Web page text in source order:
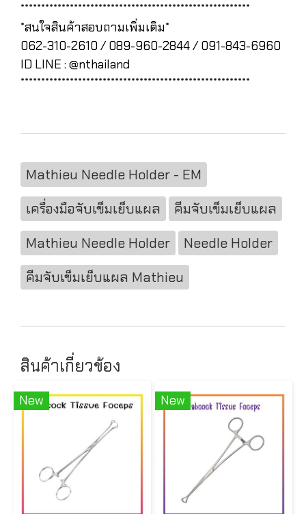
********************************************************
*สนใจสินค้าสอบถามเพิ่มเติม*
062-310-2610 / 089-960-2844 / 091-843-6960
ID LINE : @nthailand
********************************************************
Mathieu Needle Holder - EM
เครื่องมือจับเข็มเย็บแผล
คีมจับเข็มเย็บแผล
Mathieu Needle Holder
Needle Holder
คีมจับเข็มเย็บแผล Mathieu
สินค้าเกี่ยวข้อง
New New